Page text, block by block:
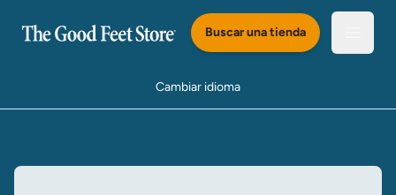
Buscar una tienda
Cambiar idioma